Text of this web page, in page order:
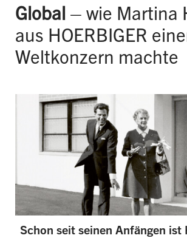
Global – wie Martina
aus HOERBIGER
Weltkonzern machte
Schon seit seinen Anfängen ist